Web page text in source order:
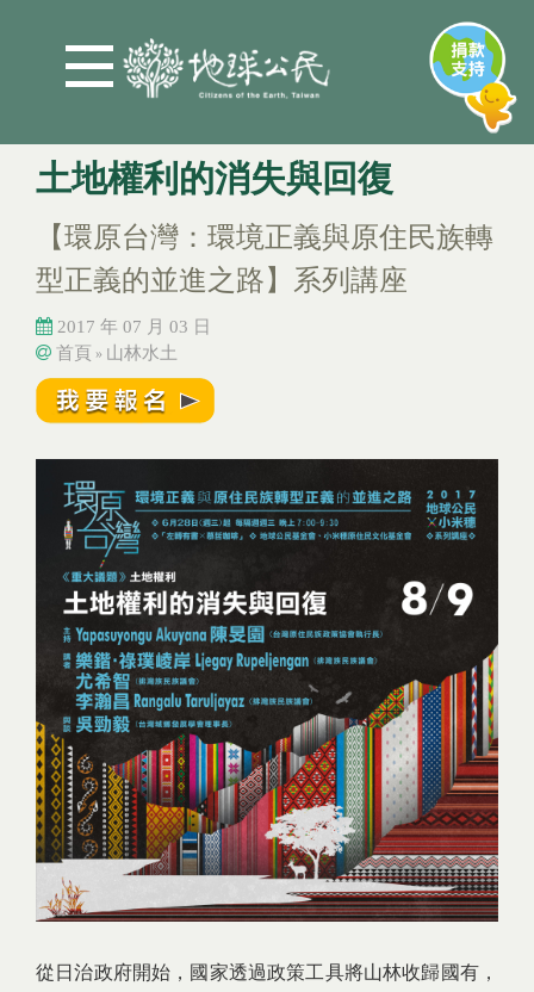
土地權利的消失與回復
【環原台灣：環境正義與原住民族轉
型正義的並進之路】系列講座
2017 年 07 月 03 日
您在這裡
首頁 » 山林水土
您在這裡
從日治政府開始，國家透過政策工具將山林收歸國有，